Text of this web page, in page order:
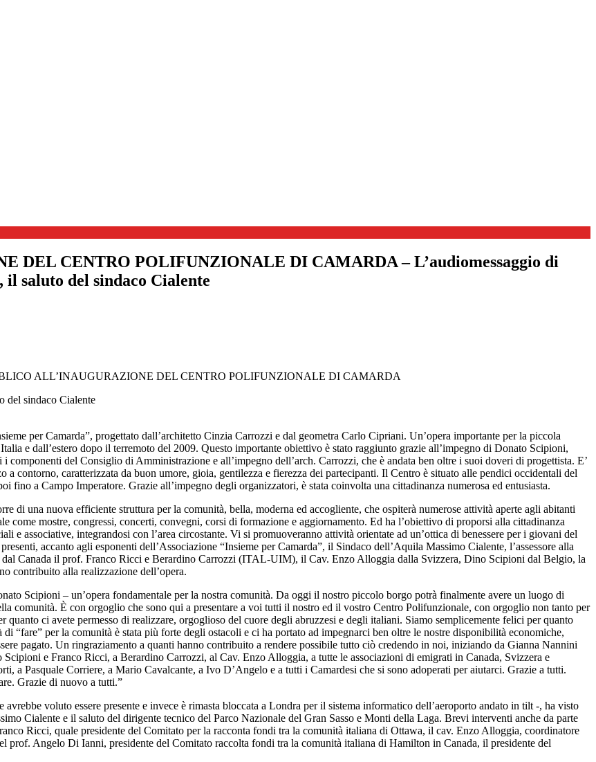
DEL CENTRO POLIFUNZIONALE DI CAMARDA – L’audiomessaggio di
saluto del sindaco Cialente
ALL’INAUGURAZIONE DEL CENTRO POLIFUNZIONALE DI CAMARDA
del sindaco Cialente
per Camarda”, progettato dall’architetto Cinzia Carrozzi e dal geometra Carlo Cipriani. Un’opera importante per la piccola
e dall’estero dopo il terremoto del 2009. Questo importante obiettivo è stato raggiunto grazie all’impegno di Donato Scipioni,
componenti del Consiglio di Amministrazione e all’impegno dell’arch. Carrozzi, che è andata ben oltre i suoi doveri di progettista. E’
a contorno, caratterizzata da buon umore, gioia, gentilezza e fierezza dei partecipanti. Il Centro è situato alle pendici occidentali del
fino a Campo Imperatore. Grazie all’impegno degli organizzatori, è stata coinvolta una cittadinanza numerosa ed entusiasta.
di una nuova efficiente struttura per la comunità, bella, moderna ed accogliente, che ospiterà numerose attività aperte agli abitanti
come mostre, congressi, concerti, convegni, corsi di formazione e aggiornamento. Ed ha l’obiettivo di proporsi alla cittadinanza
e associative, integrandosi con l’area circostante. Vi si promuoveranno attività orientate ad un’ottica di benessere per i giovani del
accanto agli esponenti dell’Associazione “Insieme per Camarda”, il Sindaco dell’Aquila Massimo Cialente, l’assessore alla
dal Canada il prof. Franco Ricci e Berardino Carrozzi (ITAL-UIM), il Cav. Enzo Alloggia dalla Svizzera, Dino Scipioni dal Belgio, la
contribuito alla realizzazione dell’opera.
Scipioni – un’opera fondamentale per la nostra comunità. Da oggi il nostro piccolo borgo potrà finalmente avere un luogo di
comunità. È con orgoglio che sono qui a presentare a voi tutti il nostro ed il vostro Centro Polifunzionale, con orgoglio non tanto per
ci avete permesso di realizzare, orgoglioso del cuore degli abruzzesi e degli italiani. Siamo semplicemente felici per quanto
“fare” per la comunità è stata più forte degli ostacoli e ci ha portato ad impegnarci ben oltre le nostre disponibilità economiche,
pagato. Un ringraziamento a quanti hanno contribuito a rendere possibile tutto ciò credendo in noi, iniziando da Gianna Nannini
e Franco Ricci, a Berardino Carrozzi, al Cav. Enzo Alloggia, a tutte le associazioni di emigrati in Canada, Svizzera e
a Pasquale Corriere, a Mario Cavalcante, a Ivo D’Angelo e a tutti i Camardesi che si sono adoperati per aiutarci. Grazie a tutti.
Grazie di nuovo a tutti.”
voluto essere presente e invece è rimasta bloccata a Londra per il sistema informatico dell’aeroporto andato in tilt -, ha visto
Cialente e il saluto del dirigente tecnico del Parco Nazionale del Gran Sasso e Monti della Laga. Brevi interventi anche da parte
Ricci, quale presidente del Comitato per la racconta fondi tra la comunità italiana di Ottawa, il cav. Enzo Alloggia, coordinatore
prof. Angelo Di Ianni, presidente del Comitato raccolta fondi tra la comunità italiana di Hamilton in Canada, il presidente del